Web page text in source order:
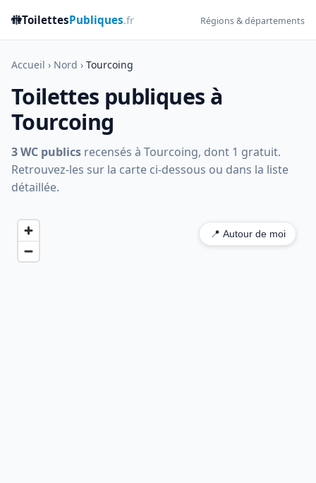
🚻ToilettesPubliques.fr Régions & départements
Accueil › Nord › Tourcoing
Toilettes publiques à
Tourcoing
3 WC publics recensés à Tourcoing, dont 1 gratuit.
Retrouvez-les sur la carte ci-dessous ou dans la liste
détaillée.
📍 Autour de moi